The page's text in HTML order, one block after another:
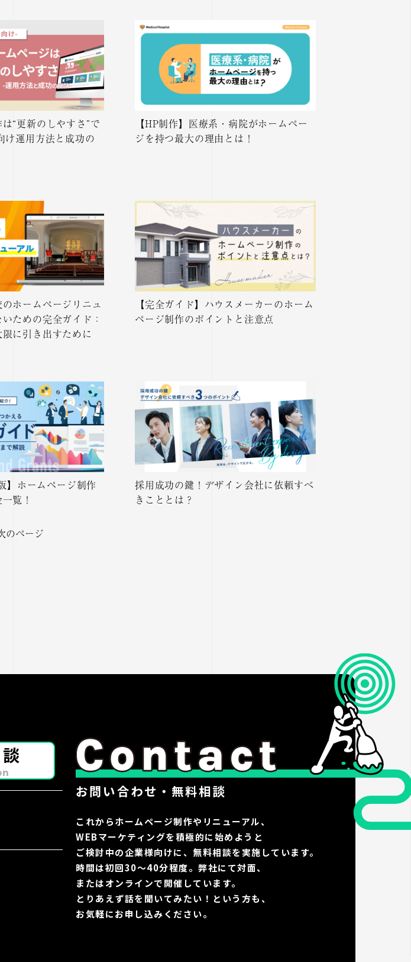
“更新のしやすさ”で
け運用方法と成功の
【HP制作】医療系・病院がホームペー
ジを持つ最大の理由とは！
ホームページリニュ
ための完全ガイド：
に引き出すために
【完全ガイド】ハウスメーカーのホーム
ページ制作のポイントと注意点
】ホームページ制作
覧！
採用成功の鍵！デザイン会社に依頼すべ
きこととは？
のページ
お問い合わせ・無料相談
これからホームページ制作やリニューアル、
WEBマーケティングを積極的に始めようと
ご検討中の企業様向けに、無料相談を実施しています。
時間は初回30〜40分程度。弊社にて対面、
またはオンラインで開催しています。
とりあえず話を聞いてみたい！という方も、
お気軽にお申し込みください。